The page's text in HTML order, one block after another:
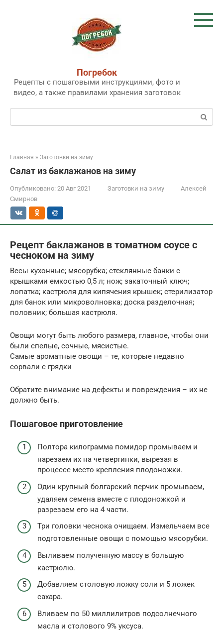
Погребок
Рецепты с пошаговыми инструкциями, фото и
видео, а также правилами хранения заготовок
Поиск:
Главная » Заготовки на зиму
Салат из баклажанов на зиму
Опубликовано: 20 Авг 2021 Заготовки на зиму
Алексей
Смирнов
Рецепт баклажанов в томатном соусе с
чесноком на зиму
Весы кухонные; мясорубка; стеклянные банки с
крышками емкостью 0,5 л; нож; закаточный ключ;
лопатка; кастрюля для кипячения крышек; стерилизатор
для банок или микроволновка; доска разделочная;
половник; большая кастрюля.
Овощи могут быть любого размера, главное, чтобы они
были спелые, сочные, мясистые.
Самые ароматные овощи – те, которые недавно
сорвали с грядки
Обратите внимание на дефекты и повреждения – их не
должно быть.
Пошаговое приготовление
Полтора килограмма помидор промываем и
нарезаем их на четвертинки, вырезая в
процессе место крепления плодоножки.
Один крупный болгарский перчик промываем,
удаляем семена вместе с плодоножкой и
разрезаем его на 4 части.
Три головки чеснока очищаем. Измельчаем все
подготовленные овощи с помощью мясорубки.
Выливаем полученную массу в большую
кастрюлю.
Добавляем столовую ложку соли и 5 ложек
сахара.
Вливаем по 50 миллилитров подсолнечного
масла и столового 9% уксуса.